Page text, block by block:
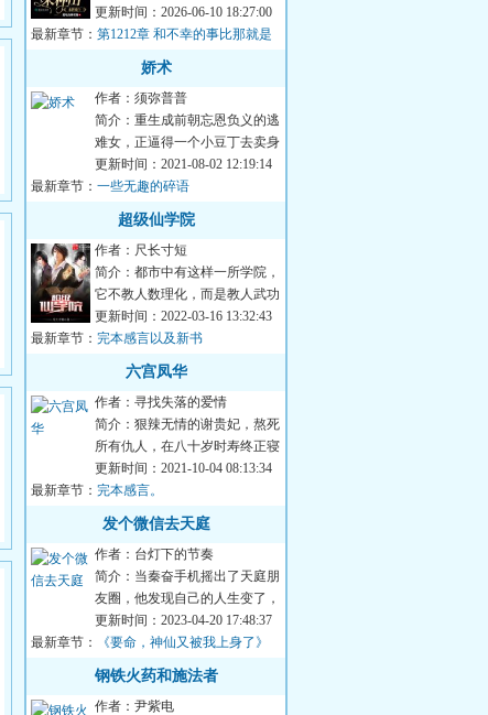
距离末世还有两个月，静姝开始
修建自己的堡垒，养...
更新时间：2026-06-10 18:27:00
最新章节： 第1212章 和不幸的事比那就是
幸的，幸福是比较出来的
娇术
作者：须弥普普
简介：重生成前朝忘恩负义的逃
难女，正逼得一个小豆丁去卖身
为仆。季清菱看着小豆丁身契上
的名字，眼泪都...
更新时间：2021-08-02 12:19:14
最新章节： 一些无趣的碎语
超级仙学院
作者：尺长寸短
简介：都市中有这样一所学院，
它不教人数理化，而是教人武功
秘法，神功异能，仙术神通。学
院的老师也不是...
更新时间：2022-03-16 13:32:43
最新章节： 完本感言以及新书
六宫凤华
作者：寻找失落的爱情
简介：狠辣无情的谢贵妃，熬死
所有仇人，在八十岁时寿终正寝
含笑九泉。不料一睁眼，竟回到
了纯真善良的十...
更新时间：2021-10-04 08:13:34
最新章节： 完本感言。
发个微信去天庭
作者：台灯下的节奏
简介：当秦奋手机摇出了天庭朋
友圈，他发现自己的人生变了，
但天庭的变化更惊悚。想要金点
子，行，拿东西...
更新时间：2023-04-20 17:48:37
最新章节：
《要命，神仙又被我上身了》
钢铁火药和施法者
作者：尹紫电